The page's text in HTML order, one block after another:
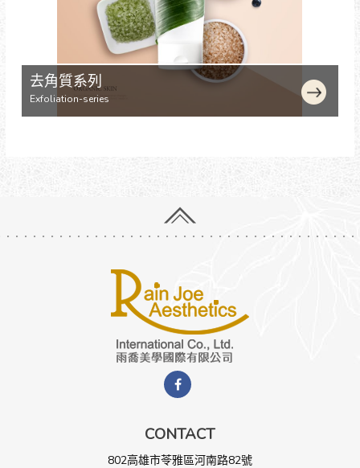
去角質系列
Exfoliation-series
CONTACT
802高雄市苓雅區河南路82號